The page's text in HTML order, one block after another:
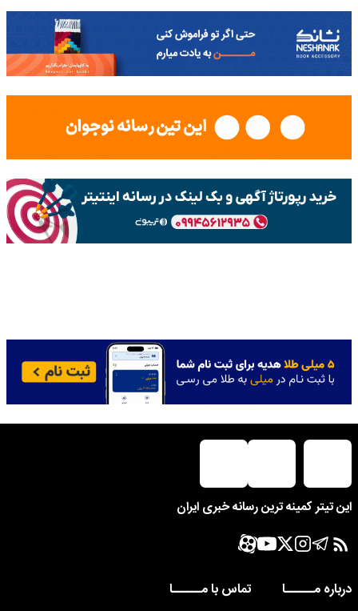
این تیتر کمینه ترین رسانه خبری ایران
درباره مــــــا
تماس با مــــــا